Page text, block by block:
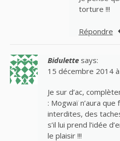
torture !!!
Répondre
Bidulette says:
15 décembre 2014
Je sur d’ac,
: Mogwaï n’aura
interdites, des
s’il lui prend l’idée
le plaisir !!!